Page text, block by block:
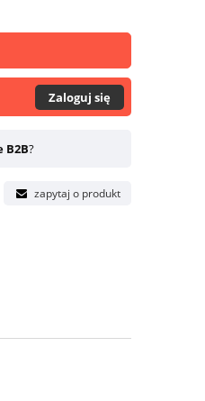
Zaloguj się
B2B?
zapytaj o produkt